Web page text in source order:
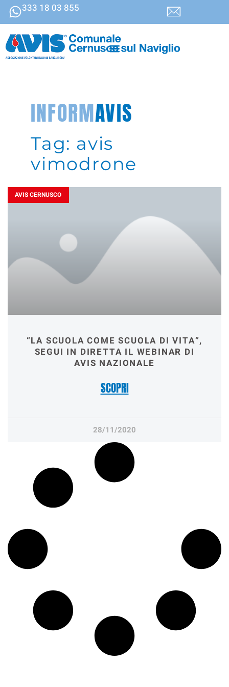
333 18 03 855
INFORMAVIS
Tag: avis
vimodrone
AVIS CERNUSCO
“LA SCUOLA COME SCUOLA DI VITA”,
SEGUI IN DIRETTA IL WEBINAR DI
AVIS NAZIONALE
SCOPRI
28/11/2020